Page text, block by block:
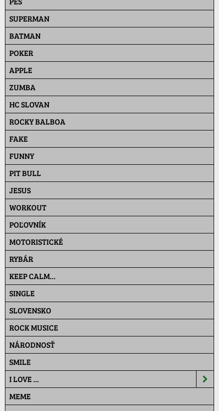
SUPERMAN
BATMAN
POKER
APPLE
ZUMBA
HC SLOVAN
ROCKY BALBOA
FAKE
FUNNY
PIT BULL
JESUS
WORKOUT
POĽOVNÍK
MOTORISTICKÉ
RYBÁR
KEEP CALM...
SINGLE
SLOVENSKO
ROCK MUSICE
NÁRODNOSŤ
SMILE
I LOVE ...
MEME